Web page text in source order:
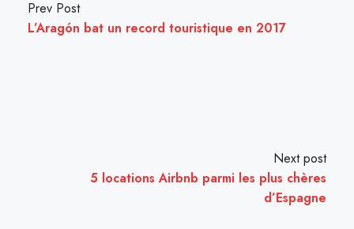
Prev Post
L’Aragón bat un record touristique en 2017
Next post
5 locations Airbnb parmi les plus chères
d’Espagne